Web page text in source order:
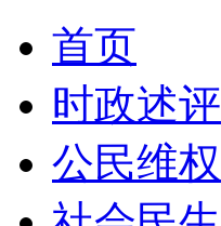
首页
时政述评
公民维权